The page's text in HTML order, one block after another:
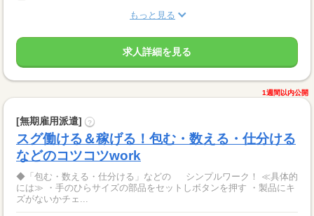
もっと見る
求人詳細を見る
1週間以内公開
[無期雇用派遣] ?
スグ働ける＆稼げる！包む・数える・仕分ける
などのコツコツwork
◆「包む・数える・仕分ける」などの シンプルワーク！ ≪具体的
には≫ ・手のひらサイズの部品をセットしボタンを押す ・製品にキ
ズがないかチェ...